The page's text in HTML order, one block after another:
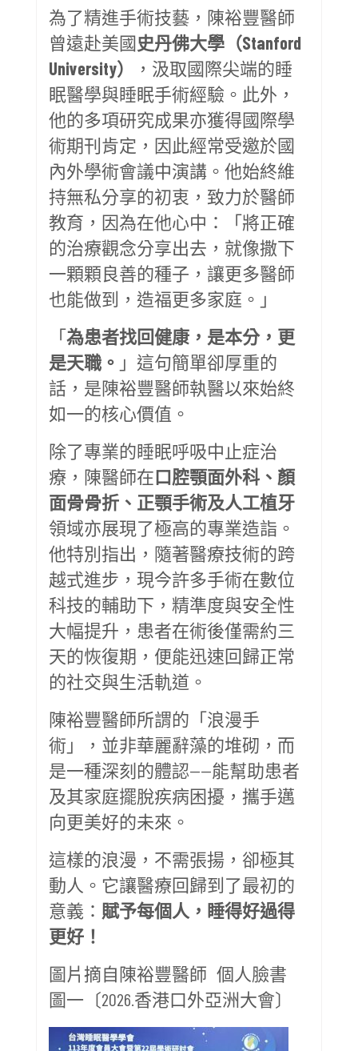
為了精進手術技藝，陳裕豐醫師
曾遠赴美國史丹佛大學（Stanford
University）
，汲取國際尖端的睡
眠醫學與睡眠手術經驗。此外，
他的多項研究成果亦獲得國際學
術期刊肯定，因此經常受邀於國
內外學術會議中演講。他始終維
持無私分享的初衷，致力於醫師
教育，因為在他心中：「將正確
的治療觀念分享出去，就像撒下
一顆顆良善的種子，讓更多醫師
也能做到，造福更多家庭。」
「為患者找回健康，是本分，更
是天職。 」這句簡單卻厚重的
話，是陳裕豐醫師執醫以來始終
如一的核心價值。
除了專業的睡眠呼吸中止症治
療，陳醫師在口腔顎面外科、顏
面骨骨折、正顎手術及人工植牙
領域亦展現了極高的專業造詣。
他特別指出，隨著醫療技術的跨
越式進步，現今許多手術在數位
科技的輔助下，精準度與安全性
大幅提升，患者在術後僅需約三
天的恢復期，便能迅速回歸正常
的社交與生活軌道。
陳裕豐醫師所謂的「浪漫手
術」，並非華麗辭藻的堆砌，而
是一種深刻的體認——能幫助患者
及其家庭擺脫疾病困擾，攜手邁
向更美好的未來。
這樣的浪漫，不需張揚，卻極其
動人。它讓醫療回歸到了最初的
意義： 賦予每個人，睡得好過得
更好！
圖片摘自陳裕豐醫師 個人臉書
圖一〔2026.香港口外亞洲大會〕